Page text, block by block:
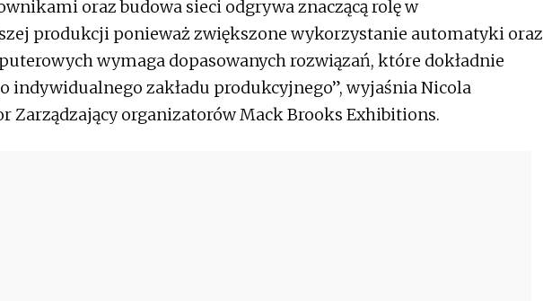
oraz budowa sieci odgrywa znaczącą rolę w
produkcji ponieważ zwiększone wykorzystanie automatyki oraz
wymaga dopasowanych rozwiązań, które dokładnie
indywidualnego zakładu produkcyjnego”, wyjaśnia Nicola
Zarządzający organizatorów Mack Brooks Exhibitions.